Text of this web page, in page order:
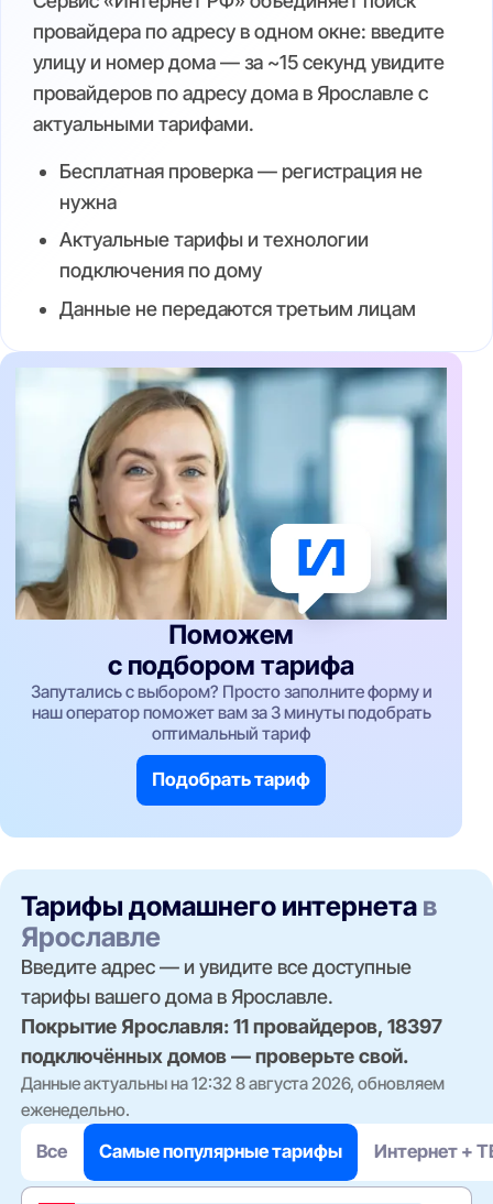
провайдера по адресу в одном окне: введите
улицу и номер дома — за ~15 секунд увидите
провайдеров по адресу дома в Ярославле с
актуальными тарифами.
Бесплатная проверка — регистрация не
нужна
Актуальные тарифы и технологии
подключения по дому
Данные не передаются третьим лицам
Поможем
с подбором тарифа
Запутались с выбором? Просто заполните форму и
наш оператор поможет вам за 3 минуты подобрать
оптимальный тариф
Подобрать тариф
Тарифы домашнего интернета в
Ярославле
Введите адрес — и увидите все доступные
тарифы вашего дома в Ярославле.
Покрытие Ярославля: 11 провайдеров, 18397
подключённых домов — проверьте свой.
Данные актуальны на 12:32 8 августа 2026, обновляем
еженедельно.
Все Самые популярные тарифы Интернет +